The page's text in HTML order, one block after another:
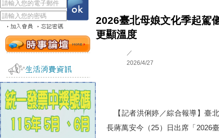
2026臺北母娘文化季起駕
更顯溫度
／
2026/4/27
【記者洪俐婷／綜合報導】臺
長蔣萬安今（25）日出席「2026